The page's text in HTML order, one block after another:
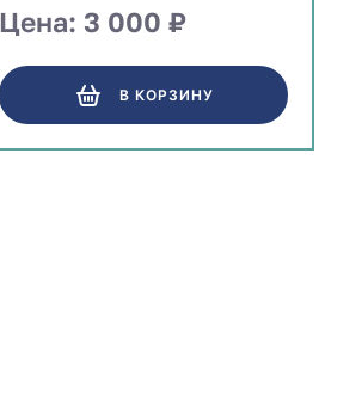
Цена: 3 000 ₽
В КОРЗИНУ